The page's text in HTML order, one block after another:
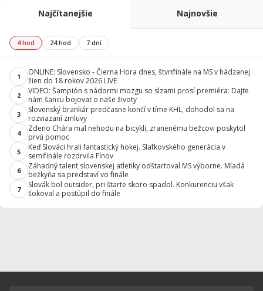
Najčítanejšie Najnovšie
4 hod 24 hod 7 dní
1
ONLINE: Slovensko - Čierna Hora dnes, štvrťfinále na MS v hádzanej
žien do 18 rokov 2026 LIVE
2
VIDEO: Šampión s nádormi mozgu so slzami prosí premiéra: Dajte
nám šancu bojovať o naše životy
3
Slovenský brankár predčasne končí v tíme KHL, dohodol sa na
rozviazaní zmluvy
4
Zdeno Chára mal nehodu na bicykli, zranenému bežcovi poskytol
prvú pomoc
5
Keď Slováci hrali fantastický hokej. Slafkovského generácia v
semifinále rozdrvila Fínov
6
Záhadný talent slovenskej atletiky odštartoval MS výborne. Mladá
bežkyňa sa predstaví vo finále
7
Slovák bol outsider, pri štarte skoro spadol. Konkurenciu však
šokoval a postúpil do finále